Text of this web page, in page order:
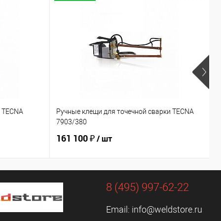
Ручные клещи для точечной сварки TECNA
7903/380
161 100 ₽/ шт
8 (495) 997-62-22
Email: info@weldstore.ru